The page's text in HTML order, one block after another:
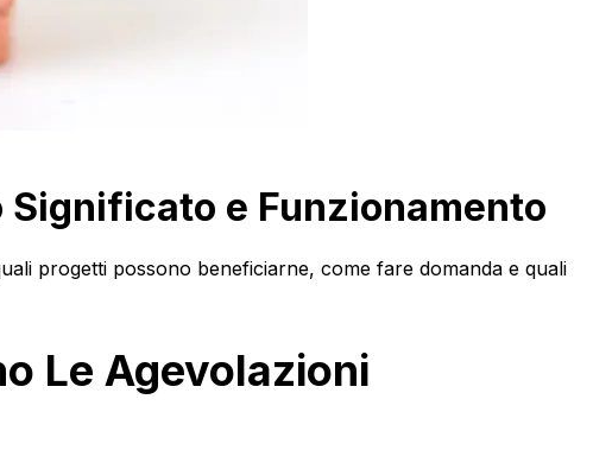
Significato e Funzionamento
progetti possono beneficiarne, come fare domanda e quali
Le Agevolazioni